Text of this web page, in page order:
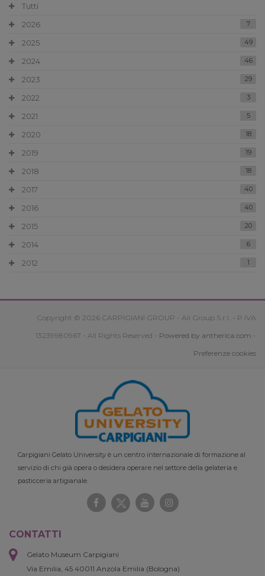
Tutti
2026
7
2025 49
2024 46
2023 29
2022 3
2021 5
2020 18
2019 19
2018 18
2017 40
2016 40
2015 20
2014 6
2012 1
Copyright © 2026 CARPIGIANI GROUP - Ali Group S.r.l. - P.IVA
13239980967 - All Rights Reserved - Powered by antherica.com -
Preferenze cookies
Carpigiani Gelato University è un centro internazionale di formazione al
servizio di chi già opera o desidera operare nel settore della gelateria e
pasticceria artigianale.
CONTATTI
Gelato Museum Carpigiani
Via Emilia, 45 40011 Anzola Emilia (Bologna)